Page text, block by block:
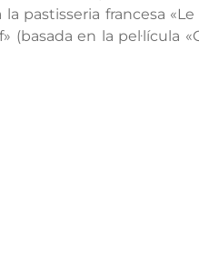
pastisseria francesa
(basada en la